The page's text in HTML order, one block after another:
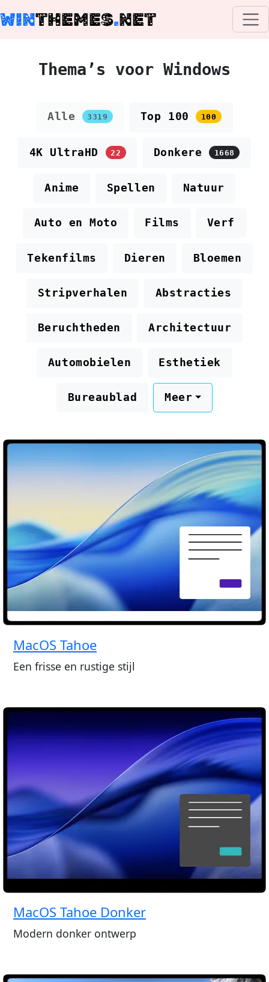
WINTHEMES.NET
Thema’s voor Windows
Alle 3319 Top 100 100
4K UltraHD 22 Donkere 1668
Anime Spellen Natuur
Auto en Moto Films Verf
Tekenfilms Dieren Bloemen
Stripverhalen Abstracties
Beruchtheden Architectuur
Automobielen Esthetiek
Bureaublad Meer
MacOS Tahoe
Een frisse en rustige stijl
MacOS Tahoe Donker
Modern donker ontwerp